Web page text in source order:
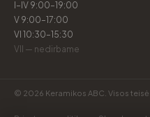
I–IV 9:00–19:00
V 9:00–17:00
VI 10:30–15:30
VII — nedirbame
© 2026 Keramikos ABC. Visos